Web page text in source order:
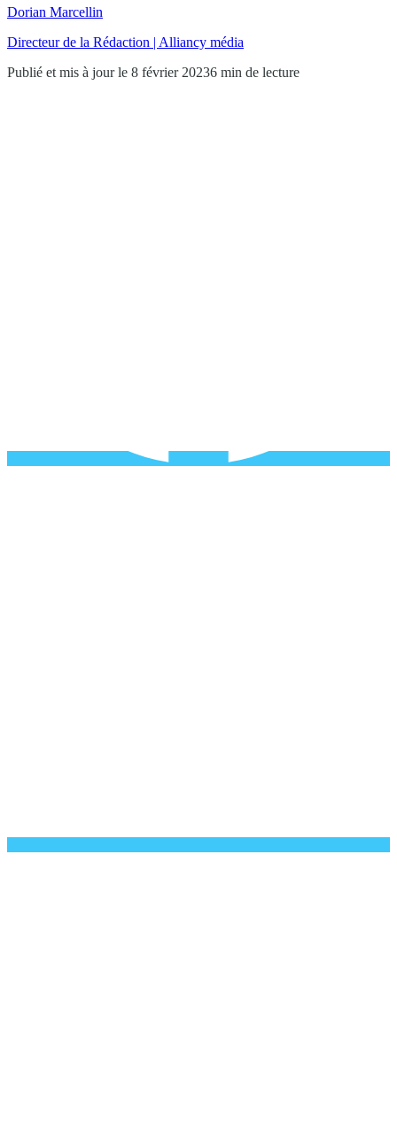
Dorian Marcellin
Directeur de la Rédaction | Alliancy média
Publié et mis à jour le 8 février 20236 min de lecture